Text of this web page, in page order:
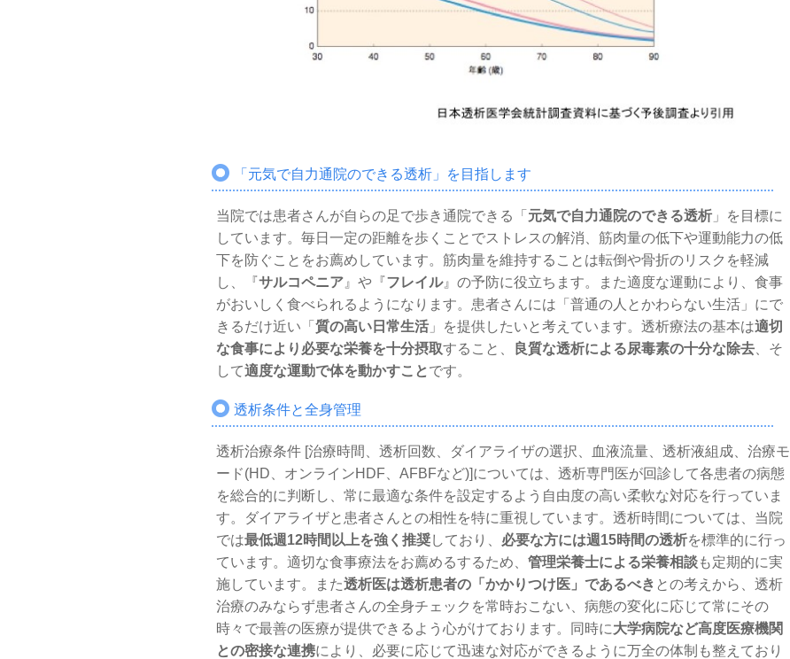
「元気で自力通院のできる透析」を目指します
当院では患者さんが自らの足で歩き通院できる「 元気で自力通院のできる透析 」を目標に
しています。毎日一定の距離を歩くことでストレスの解消、筋肉量の低下や運動能力の低
下を防ぐことをお薦めしています。筋肉量を維持することは転倒や骨折のリスクを軽減
し、『サルコペニア 』や『フレイル』の予防に役立ちます。また適度な運動により、食事
がおいしく食べられるようになります。患者さんには「普通の人とかわらない生活」にで
きるだけ近い「 質の高い日常生活 」を提供したいと考えています。透析療法の基本は適切
な食事により必要な栄養を十分摂取すること、 良質な透析による尿毒素の十分な除去 、そ
して適度な運動で体を動かすことです。
透析条件と全身管理
透析治療条件 [治療時間、透析回数、ダイアライザの選択、血液流量、透析液組成、治療モ
ード(HD、オンラインHDF、AFBFなど)]については、透析専門医が回診して各患者の病態
を総合的に判断し、常に最適な条件を設定するよう自由度の高い柔軟な対応を行っていま
す。ダイアライザと患者さんとの相性を特に重視しています。透析時間については、当院
では最低週12時間以上を強く推奨しており、 必要な方には週15時間の透析を標準的に行っ
ています。適切な食事療法をお薦めるするため、 管理栄養士による栄養相談も定期的に実
施しています。また透析医は透析患者の「かかりつけ医」であるべき との考えから、透析
治療のみならず患者さんの全身チェックを常時おこない、病態の変化に応じて常にその
時々で最善の医療が提供できるよう心がけております。同時に大学病院など高度医療機関
との密接な連携により、必要に応じて迅速な対応ができるように万全の体制も整えており